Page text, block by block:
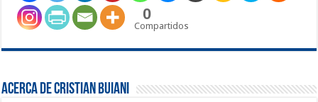
0
Compartidos
Acerca de Cristian Buiani